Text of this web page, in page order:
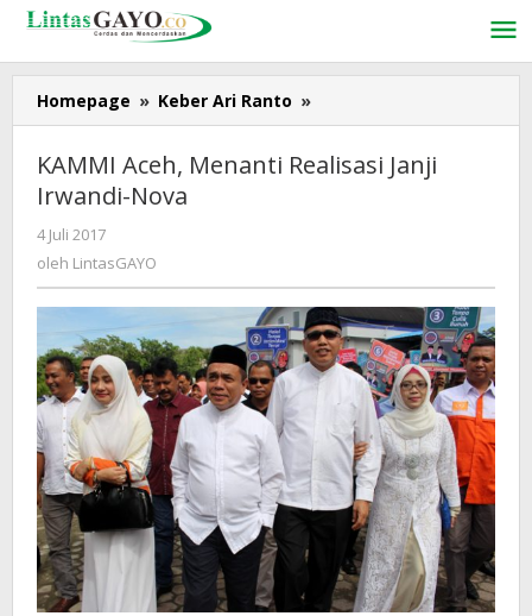
Lewati
konten
Homepage » Keber Ari Ranto »
Aceh,
Menanti
Realisasi
KAMMI Aceh, Menanti Realisasi Janji
Irwandi-Nova
4 Juli 2017
LintasGAYO
oleh LintasGAYO